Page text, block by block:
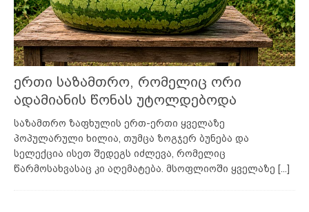
ერთი საზამთრო, რომელიც ორი
ადამიანის წონას უტოლდებოდა
საზამთრო ზაფხულის ერთ-ერთი ყველაზე
პოპულარული ხილია, თუმცა ზოგჯერ ბუნება და
სელექცია ისეთ შედეგს იძლევა, რომელიც
წარმოსახვასაც კი აღემატება. მსოფლიოში ყველაზე [...]